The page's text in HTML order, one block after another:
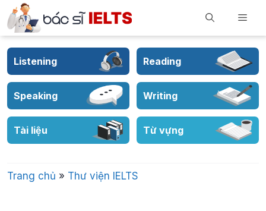
Skip
to
content
Listening Reading
Speaking Writing
Tài liệu Từ vựng
Trang chủ » Thư viện IELTS